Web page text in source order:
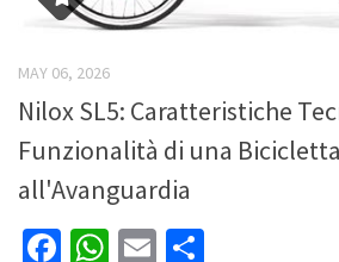
MAY 06, 2026
Nilox SL5: Caratteristiche
Funzionalità di una
all'Avanguardia
Facebook
WhatsApp
Email